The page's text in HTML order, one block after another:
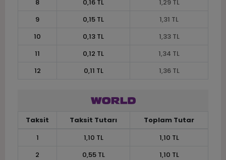
8
0,16 TL
1,29 TL
9
0,15 TL
1,31 TL
10
0,13 TL
1,33 TL
11
0,12 TL
1,34 TL
12
0,11 TL 1,36 TL
Taksit Taksit Tutarı
Toplam Tutar
1
1,10 TL
1,10 TL
2
0,55 TL
1,10 TL